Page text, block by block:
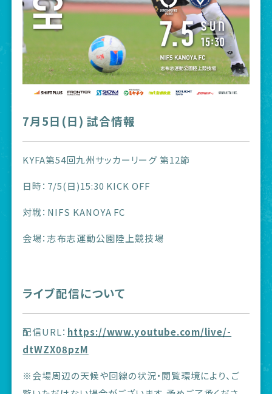
7月5日(日) 試合情報
KYFA第54回九州サッカーリーグ 第12節
日時：7/5(日)15:30 KICK OFF
対戦：NIFS KANOYA FC
会場：志布志運動公園陸上競技場
ライブ配信について
配信URL： https://www.youtube.com/live/-
dtWZX08pzM
※会場周辺の天候や回線の状況・閲覧環境により、ご